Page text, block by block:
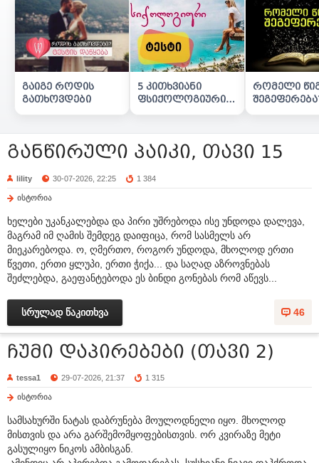
გაიგე როდის
გათხოვდები
5 კითხვიანი
ფსიქოლოგიური
რომელი
განწირული პაიკი, თავი 15
lility 30-07-2026, 22:25 1 384
ისტორია
ხელები უკანკალებდა და პირი უშრებოდა ისე უნდოდა დალევა,
მაგრამ იმ ღამის შემდეგ დაიფიცა, რომ სასმელს არ
მიეკარებოდა. ო, ღმერთო, როგორ უნდოდა, მხოლოდ ერთი
წვეთი, ერთი ყლუპი, ერთი ჭიქა... და საღად აზროვნებას
შეძლებდა, გაეფანტებოდა ეს ბინდი გონებას რომ აწევს...
46
სრულად წაკითხვა
ჩუმი დაპირებები (თავი 2)
tessa1 29-07-2026, 21:37 1 315
ისტორია
სამსახურში ნატას დაბრუნება მოულოდნელი იყო. მხოლოდ
მისთვის და არა გარშემომყოფებისთვის. ორ კვირაზე მეტი
გასულიყო ნიკოს ამბისგან.